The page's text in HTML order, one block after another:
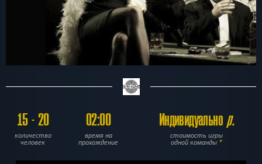
15 - 20
количество
человек
02:00
время на
прохождение
Индивидуально р.
стоимость игры
одной команды *